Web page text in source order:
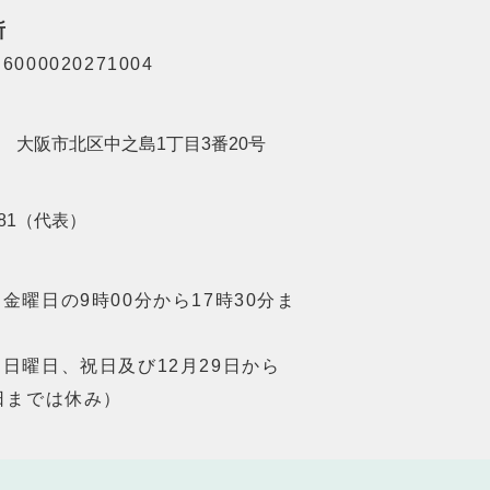
6000020271004
大阪市北区中之島1丁目3番20号
（代表）
金曜日の9時00分から17時30分ま
日曜日、祝日及び12月29日から
では休み）